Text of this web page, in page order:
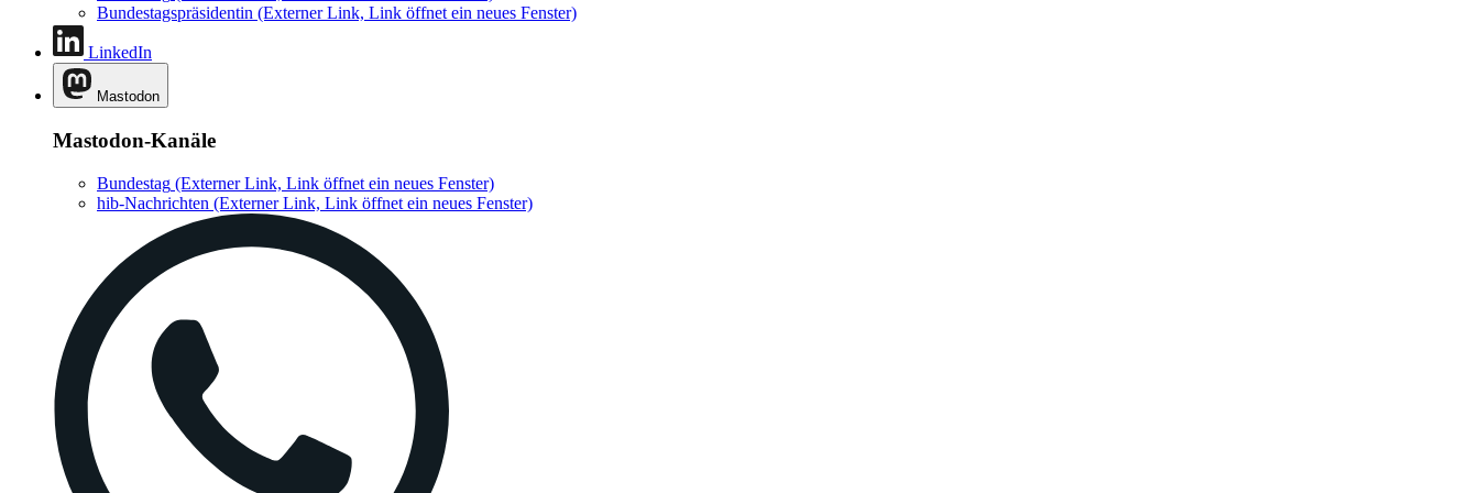
Bundestagspräsidentin (Externer Link, Link öffnet ein neues Fenster)
LinkedIn
Mastodon
Mastodon-Kanäle
Bundestag (Externer Link, Link öffnet ein neues Fenster)
hib-Nachrichten (Externer Link, Link öffnet ein neues Fenster)